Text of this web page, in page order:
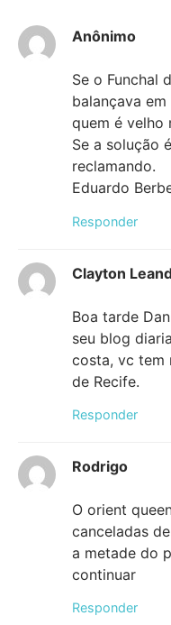
Anônimo
Se o Funchal
balançava
quem é velho
Se a solução
reclamando.
Eduardo
Responder
Clayton
Boa tarde
seu blog
costa, vc tem
de Recife.
Responder
Rodrigo
O orient
canceladas
a metade do
continuar
Responder